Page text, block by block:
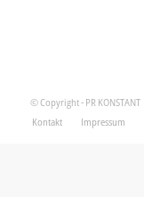
© Copyright - PR KONSTANT
Kontakt
Impressum